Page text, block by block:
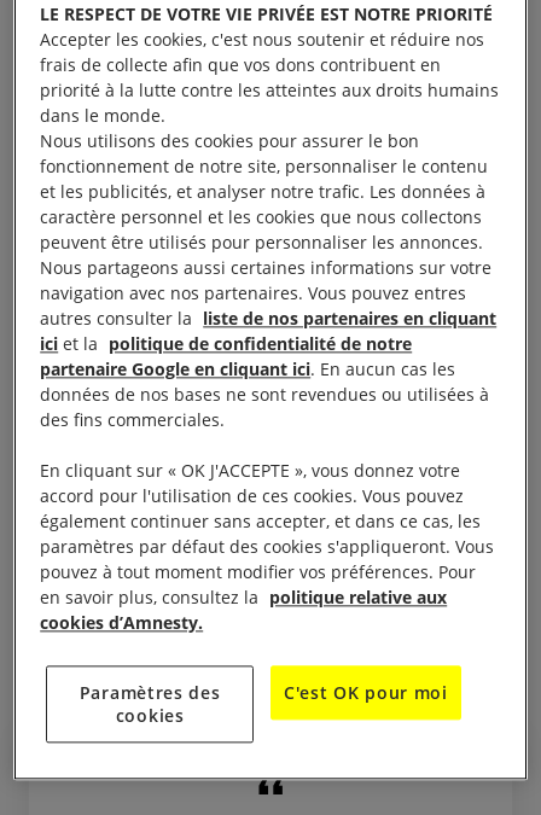
migratoire sans visage.
Je m’appelle Foni. On pense souvent que c’est un
surnom, mais ce n’est pas le cas. Je porte le nom
de ma grand-mère. Beaucoup de gens
l’orthographient mal et écrivent « Phony » ou «
Phone ».
Il y a une chanson de Jadakiss feat. Swizz Beatz et
Oj Da qui fait « He’s phony, she’s fake » [Il est
hypocrite, elle est fausse], et on me taquine avec ça.
Ça me fait toujours rire. Je ris parce que les
personnes qui font ce genre de blagues me
connaissent vraiment.
À lire aussi : Les petits cailloux de la solidarité
Mes parents ont fui le sud du Soudan en 1991 à
cause de la guerre, et j’ai grandi au Kenya avec mes
quatre frères et sœurs.
LE RESPECT DE VOTRE VIE PRIVÉE EST NOTRE PRIORITÉ
Accepter les cookies, c'est nous soutenir et réduire nos
frais de collecte afin que vos dons contribuent en
priorité à la lutte contre les atteintes aux droits humains
dans le monde.
Nous utilisons des cookies pour assurer le bon
fonctionnement de notre site, personnaliser le contenu
et les publicités, et analyser notre trafic. Les données à
caractère personnel et les cookies que nous collectons
peuvent être utilisés pour personnaliser les annonces.
Nous partageons aussi certaines informations sur votre
navigation avec nos partenaires. Vous pouvez entres
autres consulter la liste de nos partenaires en cliquant
ici et la politique de confidentialité de notre
partenaire Google en cliquant ici. En aucun cas les
données de nos bases ne sont revendues ou utilisées à
des fins commerciales.
En cliquant sur « OK J'ACCEPTE », vous donnez votre
accord pour l'utilisation de ces cookies. Vous pouvez
également continuer sans accepter, et dans ce cas, les
paramètres par défaut des cookies s'appliqueront. Vous
pouvez à tout moment modifier vos préférences. Pour
en savoir plus, consultez la politique relative aux
cookies d’Amnesty.
Paramètres des
cookies
C'est OK pour moi